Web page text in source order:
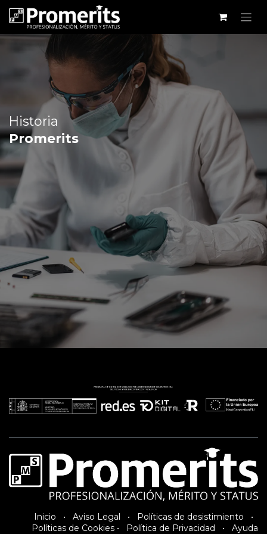
Historia
Promerits
Inici​o • Aviso Legal • Políticas de desistimiento
•
Políticas de Cookies • Política de Privacidad • Ayuda